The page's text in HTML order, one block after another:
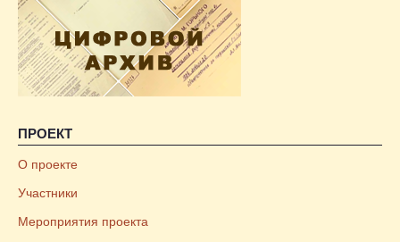
ПРОЕКТ
О проекте
Участники
Мероприятия проекта